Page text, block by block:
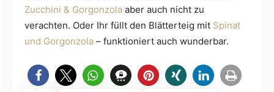
Zucchini & Gorgonzola aber auch nicht zu
verachten. Oder Ihr füllt den Blätterteig mit Spinat
und Gorgonzola – funktioniert auch wunderbar.